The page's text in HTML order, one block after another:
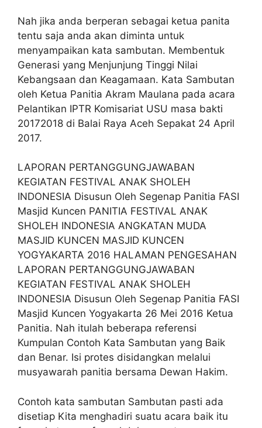
Nah jika anda berperan sebagai ketua panita
tentu saja anda akan diminta untuk
menyampaikan kata sambutan. Membentuk
Generasi yang Menjunjung Tinggi Nilai
Kebangsaan dan Keagamaan. Kata Sambutan
oleh Ketua Panitia Akram Maulana pada acara
Pelantikan IPTR Komisariat USU masa bakti
20172018 di Balai Raya Aceh Sepakat 24 April
2017.
LAPORAN PERTANGGUNGJAWABAN
KEGIATAN FESTIVAL ANAK SHOLEH
INDONESIA Disusun Oleh Segenap Panitia FASI
Masjid Kuncen PANITIA FESTIVAL ANAK
SHOLEH INDONESIA ANGKATAN MUDA
MASJID KUNCEN MASJID KUNCEN
YOGYAKARTA 2016 HALAMAN PENGESAHAN
LAPORAN PERTANGGUNGJAWABAN
KEGIATAN FESTIVAL ANAK SHOLEH
INDONESIA Disusun Oleh Segenap Panitia FASI
Masjid Kuncen Yogyakarta 26 Mei 2016 Ketua
Panitia. Nah itulah beberapa referensi
Kumpulan Contoh Kata Sambutan yang Baik
dan Benar. Isi protes disidangkan melalui
musyawarah panitia bersama Dewan Hakim.
Contoh kata sambutan Sambutan pasti ada
disetiap Kita menghadiri suatu acara baik itu